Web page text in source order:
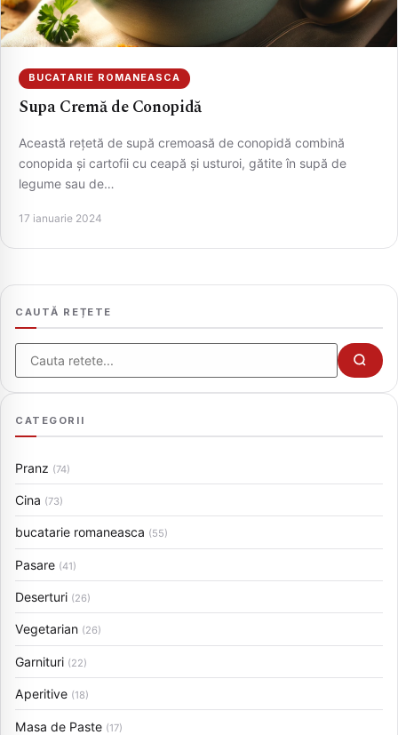
BUCATARIE ROMANEASCA
Supa Cremă de Conopidă
Această rețetă de supă cremoasă de conopidă combină
conopida și cartofii cu ceapă și usturoi, gătite în supă de
legume sau de…
17 ianuarie 2024
CAUTĂ REȚETE
Cauta
CATEGORII
Pranz (74)
Cina (73)
bucatarie romaneasca (55)
Pasare (41)
Deserturi (26)
Vegetarian (26)
Garnituri (22)
Aperitive (18)
Masa de Paste (17)